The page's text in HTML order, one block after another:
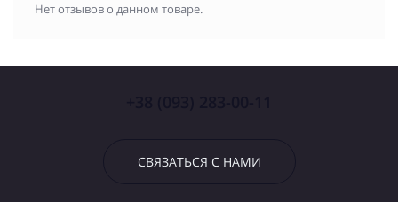
Нет отзывов о данном товаре.
СВЯЗАТЬСЯ С НАМИ